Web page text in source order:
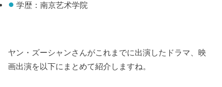
学歴：南京艺术学院
ヤン・ズーシャンさんがこれまでに出演したドラマ、映
画出演を以下にまとめて紹介しますね。